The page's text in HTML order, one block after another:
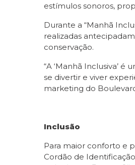
estímulos sonoros,
Durante a “Manhã
realizadas
conservação.
“A ‘Manhã Inclusiva’
se divertir e viver
marketing do
Inclusão
Para maior conforto e
Cordão de